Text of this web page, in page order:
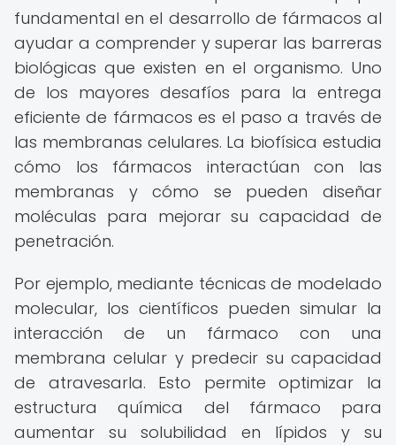
fundamental en el desarrollo de fármacos al
ayudar a comprender y superar las barreras
biológicas que existen en el organismo. Uno
de los mayores desafíos para la entrega
eficiente de fármacos es el paso a través de
las membranas celulares. La biofísica estudia
cómo los fármacos interactúan con las
membranas y cómo se pueden diseñar
moléculas para mejorar su capacidad de
penetración.
Por ejemplo, mediante técnicas de modelado
molecular, los científicos pueden simular la
interacción de un fármaco con una
membrana celular y predecir su capacidad
de atravesarla. Esto permite optimizar la
estructura química del fármaco para
aumentar su solubilidad en lípidos y su